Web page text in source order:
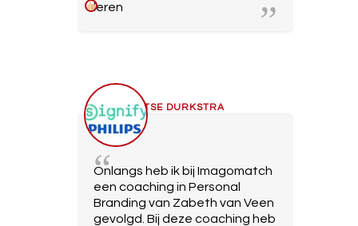
leren
SYTSE DURKSTRA
Onlangs heb ik bij Imagomatch
een coaching in Personal
Branding van Zabeth van Veen
gevolgd. Bij deze coaching heb